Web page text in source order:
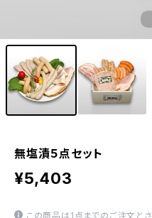
無塩漬５点セット
¥5,403
この商品は1点までのご注文とさ